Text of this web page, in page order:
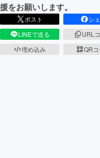
援をお願いします。
ポスト
シ
LINEで送る
URL
埋め込み
QR